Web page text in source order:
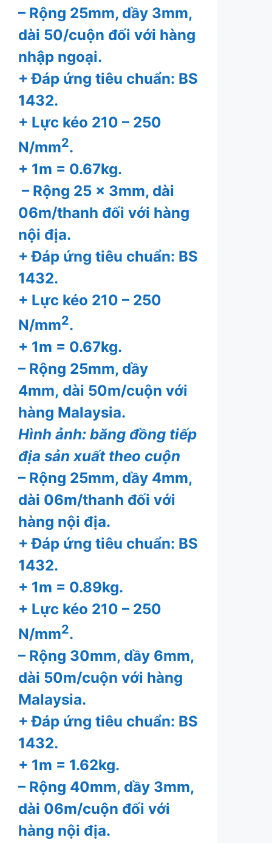
– Rộng 25mm, dầy 3mm,
dài 50/cuộn đối với hàng
nhập ngoại.
+ Đáp ứng tiêu chuẩn: BS
1432.
+ Lực kéo 210 – 250
N/mm2.
+ 1m = 0.67kg.
– Rộng 25 x 3mm, dài
06m/thanh đối với hàng
nội địa.
+ Đáp ứng tiêu chuẩn: BS
1432.
+ Lực kéo 210 – 250
N/mm2.
+ 1m = 0.67kg.
– Rộng 25mm, dầy
4mm, dài 50m/cuộn với
hàng Malaysia.
Hình ảnh: băng đồng tiếp
địa sản xuất theo cuộn
– Rộng 25mm, dầy 4mm,
dài 06m/thanh đối với
hàng nội địa.
+ Đáp ứng tiêu chuẩn: BS
1432.
+ 1m = 0.89kg.
+ Lực kéo 210 – 250
N/mm2.
– Rộng 30mm, dầy 6mm,
dài 50m/cuộn với hàng
Malaysia.
+ Đáp ứng tiêu chuẩn: BS
1432.
+ 1m = 1.62kg.
– Rộng 40mm, dầy 3mm,
dài 06m/cuộn đối với
hàng nội địa.